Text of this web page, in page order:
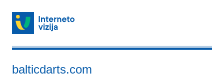
balticdarts.com